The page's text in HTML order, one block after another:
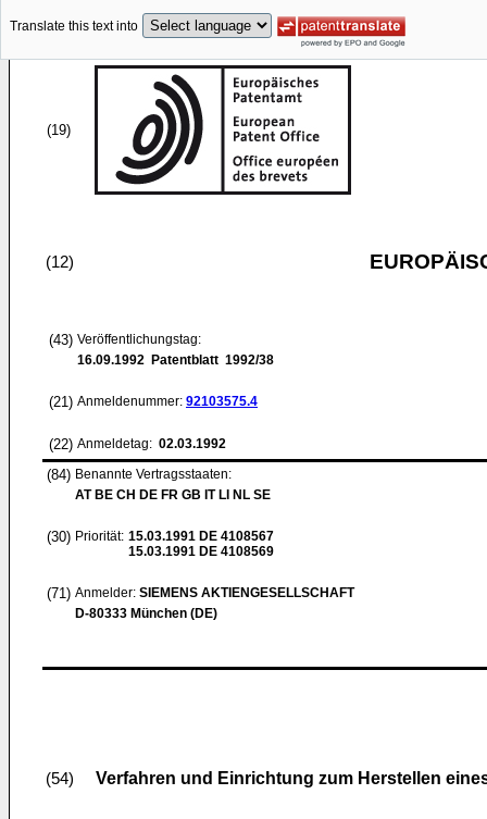
Translate this text into
(19)
(12)
(43) Veröffentlichungstag:
16.09.1992 Patentblatt 1992/38
(21) Anmeldenummer: 92103575.4
(22) Anmeldetag: 02.03.1992
(84) Benannte Vertragsstaaten:
AT BE CH DE FR GB IT LI NL SE
(30) Priorität: 15.03.1991 DE 4108567
15.03.1991 DE 4108569
(71) Anmelder: SIEMENS AKTIENGESELLSCHAFT
D-80333 München (DE)
(54) Verfahren und Einrichtung zum Herstellen